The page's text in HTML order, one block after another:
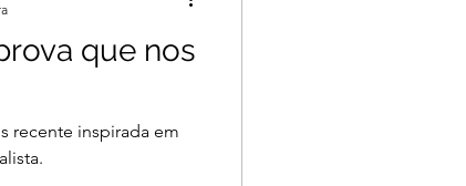
que nos
recente inspirada em